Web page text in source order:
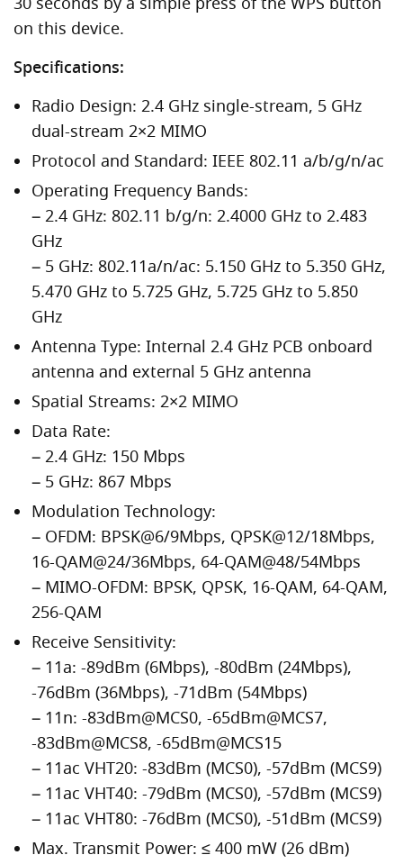
on this device.
Specifications:
Radio Design: 2.4 GHz single-stream, 5 GHz
dual-stream 2×2 MIMO
Protocol and Standard: IEEE 802.11 a/b/g/n/ac
Operating Frequency Bands:
– 2.4 GHz: 802.11 b/g/n: 2.4000 GHz to 2.483
GHz
– 5 GHz: 802.11a/n/ac: 5.150 GHz to 5.350 GHz,
5.470 GHz to 5.725 GHz, 5.725 GHz to 5.850
GHz
Antenna Type: Internal 2.4 GHz PCB onboard
antenna and external 5 GHz antenna
Spatial Streams: 2×2 MIMO
Data Rate:
– 2.4 GHz: 150 Mbps
– 5 GHz: 867 Mbps
Modulation Technology:
– OFDM: BPSK@6/9Mbps, QPSK@12/18Mbps,
16-QAM@24/36Mbps, 64-QAM@48/54Mbps
– MIMO-OFDM: BPSK, QPSK, 16-QAM, 64-QAM,
256-QAM
Receive Sensitivity:
– 11a: -89dBm (6Mbps), -80dBm (24Mbps),
-76dBm (36Mbps), -71dBm (54Mbps)
– 11n: -83dBm@MCS0, -65dBm@MCS7,
-83dBm@MCS8, -65dBm@MCS15
– 11ac VHT20: -83dBm (MCS0), -57dBm (MCS9)
– 11ac VHT40: -79dBm (MCS0), -57dBm (MCS9)
– 11ac VHT80: -76dBm (MCS0), -51dBm (MCS9)
Max. Transmit Power: ≤ 400 mW (26 dBm)